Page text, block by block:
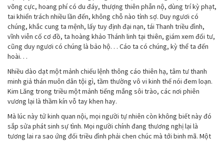
võng cực, hoang phí có du đáy, thượng thiên phẫn nộ, dùng trí kỳ phạt,
tai khiển trách nhiều lần đến, không chỗ nào tỉnh sợ. Duy ngươi có
chúng, khắc cung ta mệnh, lấy tuy định đại nạn, tái Thanh triều đình,
vĩnh viễn cố cơ đồ, ta hoàng khảo Thánh linh tại thiên, giám xem đối tư,
cũng duy ngươi có chúng là bảo hộ. . . Cáo ta có chúng, kỳ thể ta đến
hoài. . .
Nhiều dào dạt một mảnh chiếu lệnh thông cáo thiên hạ, tâm tư thanh
minh giả thán muôn dân tội gì, tầm thường vô vi kinh thế nói đem loạn.
Kim Lăng trong triều một mảnh tiếng mắng sôi trào, các nơi phiên
vương lại là thầm kín vỗ tay khen hay.
Mà lúc này tử kinh quan nội, mọi người tự nhiên còn không biết này đó
sắp sửa phát sinh sự tình. Mọi người chính đang thương nghị lại là
tương lai ra sao ứng đối triều đình phải chen chúc mà tới binh mã. Một